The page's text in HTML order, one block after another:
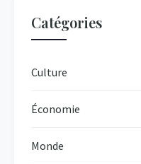
Catégories
Culture
Économie
Monde